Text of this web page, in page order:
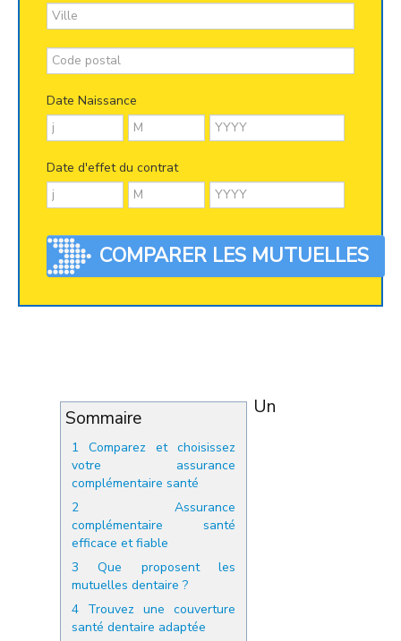
Date Naissance
Date d'effet du contrat
Sommaire
1 Comparez et choisissez
votre assurance
complémentaire santé
2 Assurance
complémentaire santé
efficace et fiable
3Que proposent les
mutuelles dentaire ?
4 Trouvez une couverture
santé dentaire adaptée
Un